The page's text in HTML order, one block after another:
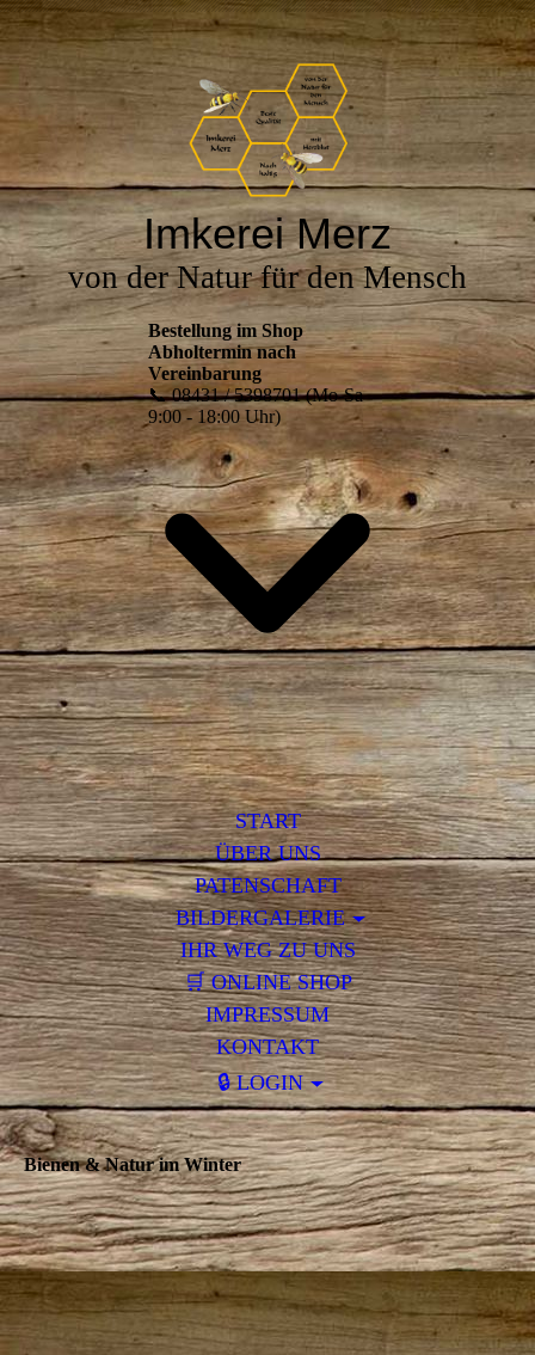
Imkerei Merz
von der Natur für den Mensch
Bestellung im Shop
Abholtermin nach
Vereinbarung
📞 08431 / 5398701 (Mo-Sa
9:00 - 18:00 Uhr)
START
ÜBER UNS
PATENSCHAFT
BILDERGALERIE
IHR WEG ZU UNS
🛒 ONLINE SHOP
IMPRESSUM
KONTAKT
🔒 LOGIN
Bienen & Natur im Winter